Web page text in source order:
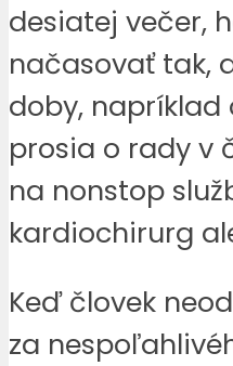
desiatej večer,
načasovať tak,
doby, napríklad
prosia o rady v
na nonstop
kardiochirurg
Keď človek
za